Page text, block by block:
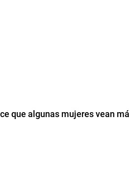
que algunas mujeres vean